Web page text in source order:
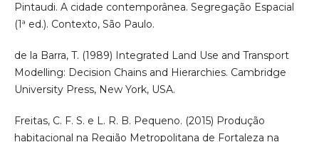
Pintaudi. A cidade contemporânea. Segregação Espacial
(1ª ed.). Contexto, São Paulo.
de la Barra, T. (1989) Integrated Land Use and Transport
Modelling: Decision Chains and Hierarchies. Cambridge
University Press, New York, USA.
Freitas, C. F. S. e L. R. B. Pequeno. (2015) Produção
habitacional na Região Metropolitana de Fortaleza na